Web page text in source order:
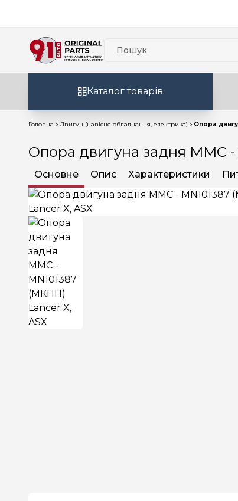
Каталог товарів
Головна Двигун (навісне обладнання, електрика) Опора
Опора двигуна задня MMC
Основне Опис Характеристики